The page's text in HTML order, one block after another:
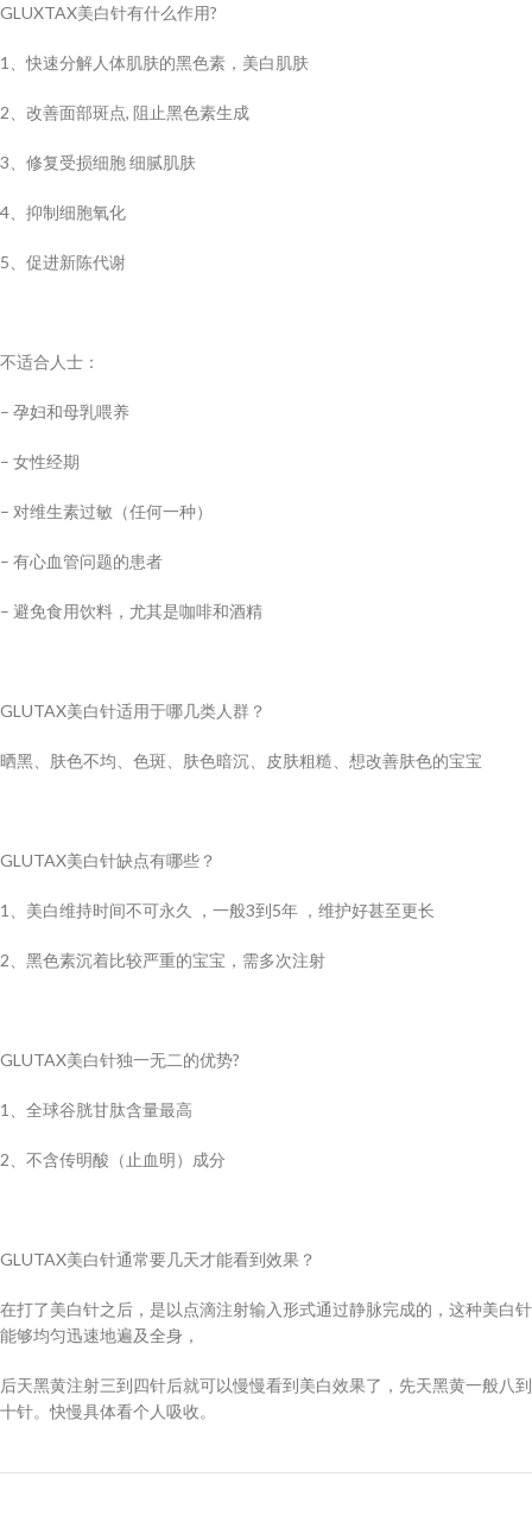
GLUXTAX美白针有什么作用?
1、快速分解人体肌肤的黑色素，美白肌肤
2、改善面部斑点, ​阻止黑色素生成
3、修复受损细胞 ​细腻肌肤
4、抑制细胞氧化
5、促进新陈代谢
不适合人士：
– 孕妇和母乳喂养
– 女性经期
– 对维生素过敏（任何一种）
– 有心血管问题的患者
– 避免食用饮料，尤其是咖啡和酒精
GLUTAX美白针适用于哪几类人群？
晒黑、肤色不均、色斑、肤色暗沉、皮肤粗糙、想改善肤色的宝宝
GLUTAX美白针缺点有哪些？
1、美白维持时间不可永久 ，一般3到5年 ，维护好甚至更长
2、黑色素沉着比较严重的宝宝，需多次注射
GLUTAX美白针独一无二的优势?
1、全球谷胱甘肽含量最高
2、不含传明酸（止血明）成分
GLUTAX美白针通常要几天才能看到效果？
在打了美白针之后，是以点滴注射输入形式通过静脉完成的，这种美白针
能够均匀迅速地遍及全身，
后天黑黄注射三到四针后就可以慢慢看到美白效果了，先天黑黄一般八到
十针。快慢具体看个人吸收。